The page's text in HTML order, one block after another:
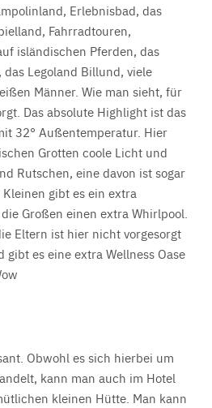
Erlebnisbad, das
Fahrradtouren,
isländischen Pferden, das
Legoland Billund, viele
Männer. Wie man sieht, für
Das absolute Highlight ist das
32° Außentemperatur. Hier
Grotten coole Licht und
Rutschen, eine davon ist sogar
gibt es ein extra
Großen einen extra Whirlpool.
Eltern ist hier nicht vorgesorgt
gibt es eine extra Wellness Oase
Obwohl es sich hierbei um
kann man auch im Hotel
kleinen Hütte. Man kann